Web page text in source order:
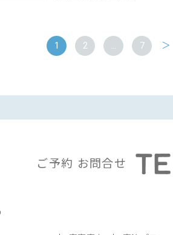
1 2 … 7 ＞
ご予約 お問合せ